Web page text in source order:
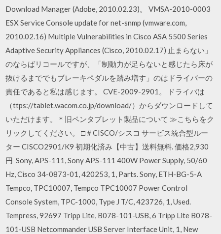
Download Manager (Adobe, 2010.02.23)。 VMSA-2010-0003
ESX Service Console update for net-snmp (vmware.com,
2010.02.16) Multiple Vulnerabilities in Cisco ASA 5500 Series
Adaptive Security Appliances (Cisco, 2010.02.17) 止まらない」
のならばリコールですが、「制動力が足らないと感じたら床が
抜けるまででもブレーキペダルを踏み増す」のはドライバーの
責任であると私は感じます。 CVE-2009-2901。 ドライバは
（ttps://tablet.wacom.co.jp/download/）からダウンロードして
いただけます。＊旧ペンタブレット製品について ≫こちらをク
リックしてください。 □＃CISCO/シスコ サービス統合型ルー
ター CISCO2901/K9 初期化済み【中古】送料無料. 価格2,930
円 Sony, APS-111, Sony APS-111 400W Power Supply, 50/60
Hz, Cisco 34-0873-01, 420253, 1, Parts. Sony, ETH-BG-5-A
Tempco, TPC10007, Tempco TPC10007 Power Control
Console System, TPC-1000, Type J T/C, 423726, 1, Used.
Tempress, 92697 Tripp Lite, B078-101-USB, 6 Tripp Lite B078-
101-USB Netcommander USB Server Interface Unit, 1, New